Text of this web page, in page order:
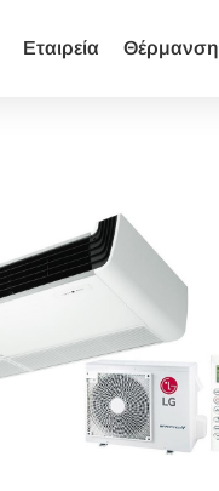
Εταιρεία Θέρμανση